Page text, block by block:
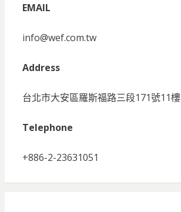
EMAIL
info@wef.com.tw
Address
台北市大安區羅斯福路三段171號11樓
Telephone
+886-2-23631051